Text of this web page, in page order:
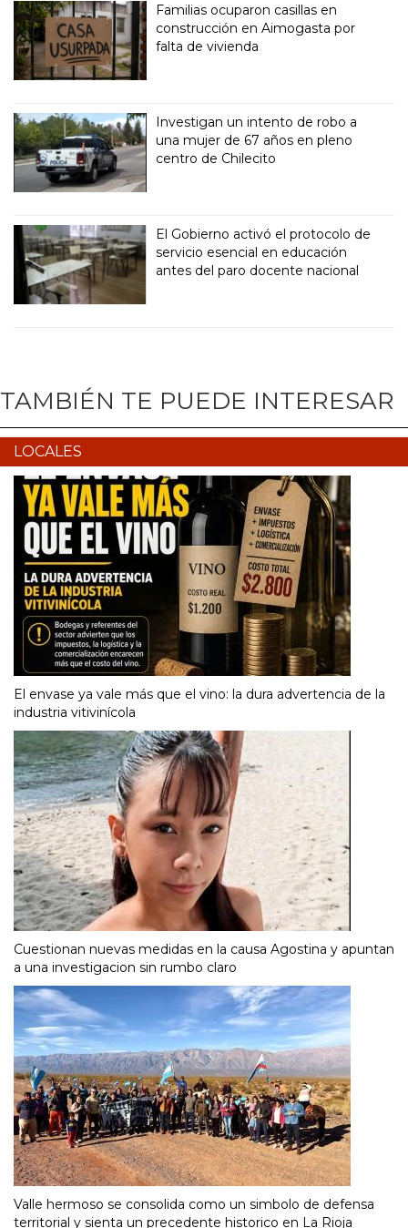
Familias ocuparon casillas en
construcción en Aimogasta por
falta de vivienda
Investigan un intento de robo a
una mujer de 67 años en pleno
centro de Chilecito
El Gobierno activó el protocolo de
servicio esencial en educación
antes del paro docente nacional
TAMBIÉN TE PUEDE INTERESAR
LOCALES
El envase ya vale más que el vino: la dura advertencia de la
industria vitivinícola
Cuestionan nuevas medidas en la causa Agostina y apuntan
a una investigacion sin rumbo claro
Valle hermoso se consolida como un simbolo de defensa
territorial y sienta un precedente historico en La Rioja